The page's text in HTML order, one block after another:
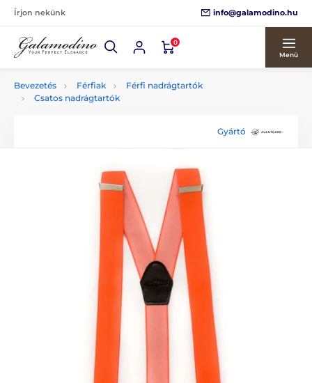
Írjon nekünk info@galamodino.hu
0
Menü
Bevezetés Férfiak
Férfi nadrágtartók
Csatos nadrágtartók
Gyártó